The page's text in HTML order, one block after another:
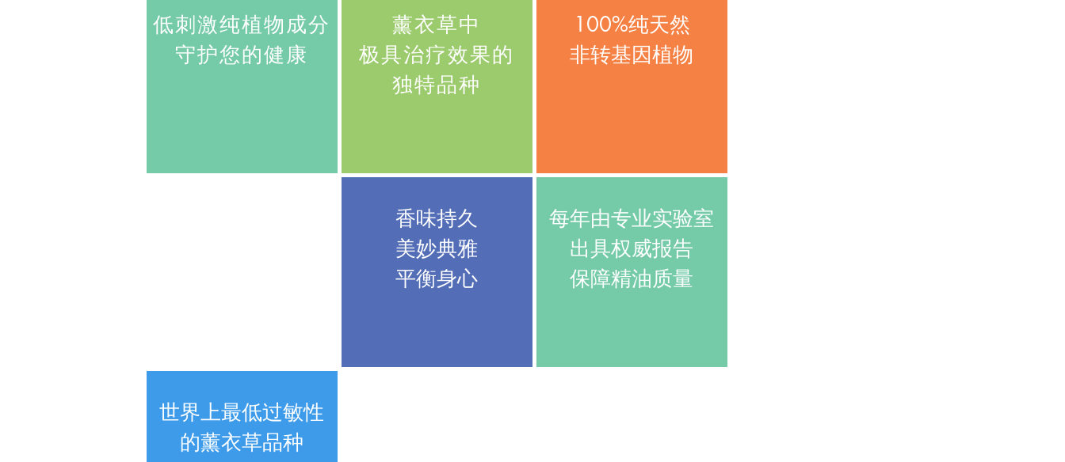
低刺激纯植物成分
​守护您的健康
薰衣草中
极具治疗效果的
​独特品种
香味持久
美妙典雅
​平衡身心
100%纯天然
​非转基因植物
每年由专业实验室
出具权威报告
​保障精油质量
世界上最低过敏性
​的薰衣草品种